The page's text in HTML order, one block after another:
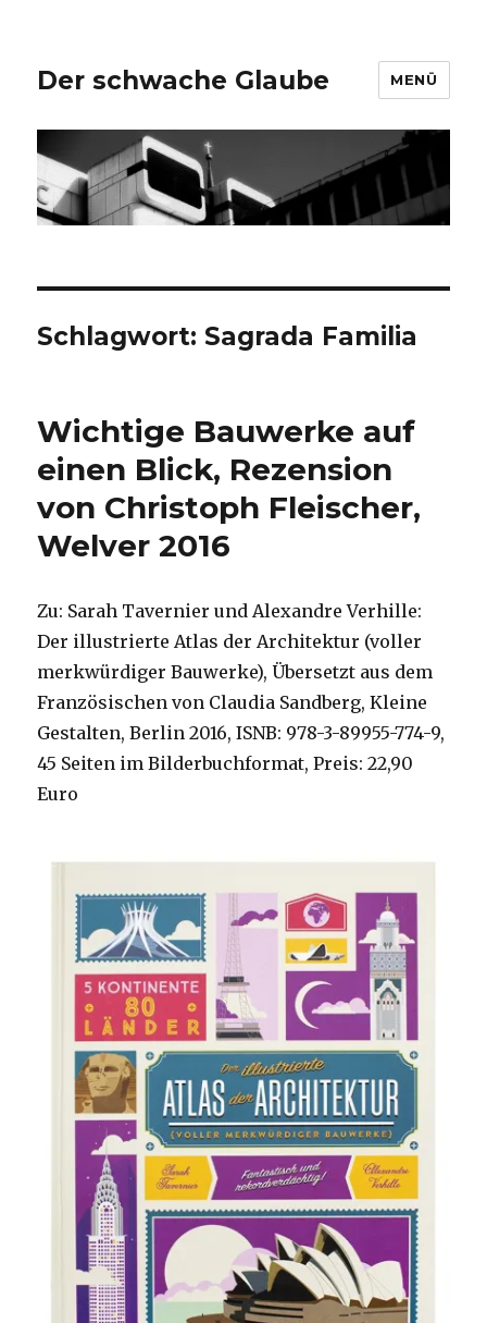
Der schwache Glaube MENÜ
Schlagwort: Sagrada Familia
Wichtige Bauwerke auf
einen Blick, Rezension
von Christoph Fleischer,
Welver 2016
Zu: Sarah Tavernier und Alexandre Verhille:
Der illustrierte Atlas der Architektur (voller
merkwürdiger Bauwerke), Übersetzt aus dem
Französischen von Claudia Sandberg, Kleine
Gestalten, Berlin 2016, ISNB: 978-3-89955-774-9,
45 Seiten im Bilderbuchformat, Preis: 22,90
Euro